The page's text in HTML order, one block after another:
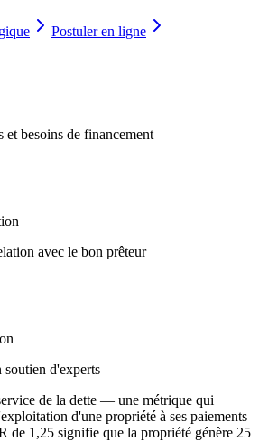
Postuler en ligne
besoins de financement
avec le bon prêteur
soutien d'experts
de la dette — une métrique qui
d'une propriété à ses paiements
de 1,25 signifie que la propriété génère 25